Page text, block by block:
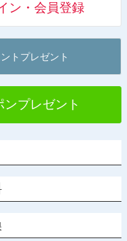
へ
ン・会員登録
トプレゼント
プレゼント